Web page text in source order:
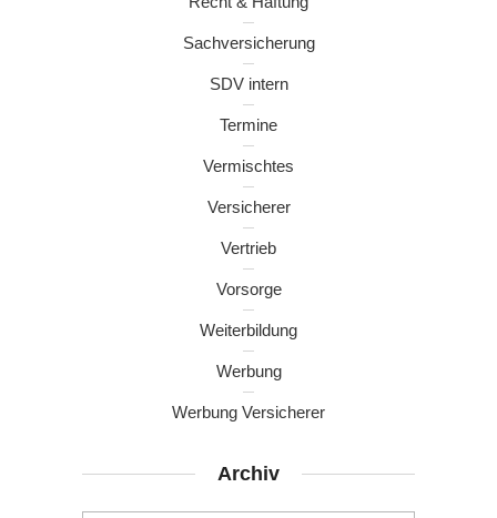
Sachversicherung
SDV intern
Termine
Vermischtes
Versicherer
Vertrieb
Vorsorge
Weiterbildung
Werbung
Werbung Versicherer
Archiv